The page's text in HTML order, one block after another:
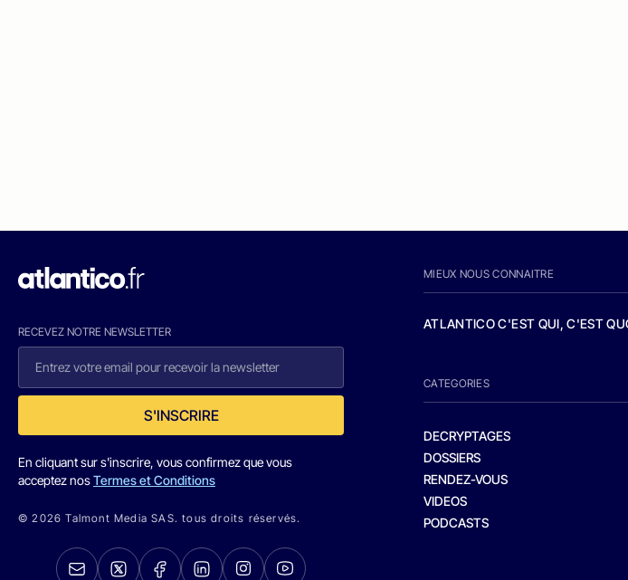
RECEVEZ NOTRE NEWSLETTER
S'INSCRIRE
En cliquant sur s'inscrire, vous confirmez que vous
acceptez nosTermes et Conditions
© 2026 Talmont Media SAS. tous droits réservés.
MIEUX NOUS CONNAITRE
ATLANTICO C'EST QUI, C'EST
CATEGORIES
DECRYPTAGES
DOSSIERS
RENDEZ-VOUS
VIDEOS
PODCASTS